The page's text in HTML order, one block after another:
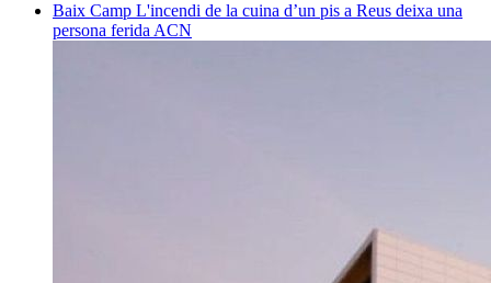
Baix Camp L'incendi de la cuina d’un pis a Reus deixa una
persona ferida ACN